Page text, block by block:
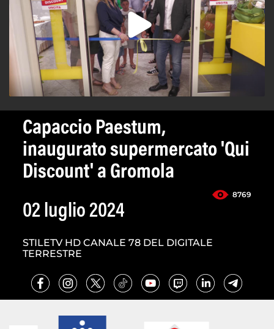
Capaccio Paestum,
inaugurato supermercato 'Qui
Discount' a Gromola
8769
02 luglio 2024
STILETV HD CANALE 78 DEL DIGITALE
TERRESTRE